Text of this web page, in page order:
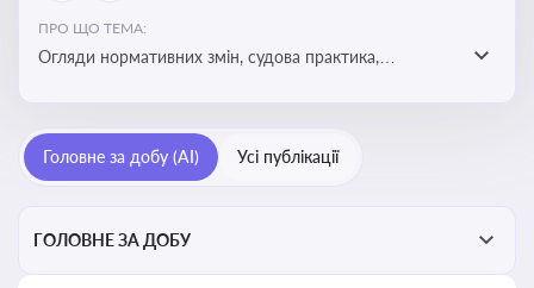
ПРО ЩО ТЕМА:
Огляди нормативних змін, судова практика,
каналах
Головне за добу (AI) Усі публікації
ГОЛОВНЕ ЗА ДОБУ